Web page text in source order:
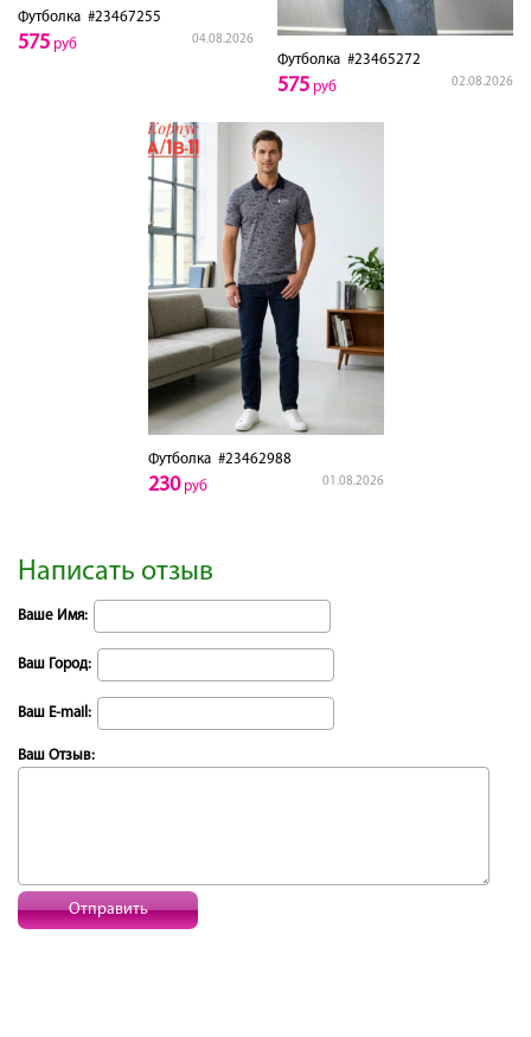
Футболка #23467255
04.08.2026
575 руб
Футболка #23465272
02.08.2026
575 руб
Футболка#23462988
01.08.2026
230руб
Написать отзыв
Ваше Имя:
Ваш Город:
Ваш E-mail:
Ваш Отзыв:
Отправить